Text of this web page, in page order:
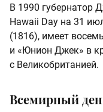
В 1990 губернатор
Hawaii Day на 31
(1816), имеет
и «Юнион Джек» в
с Великобританией.
Всемирный